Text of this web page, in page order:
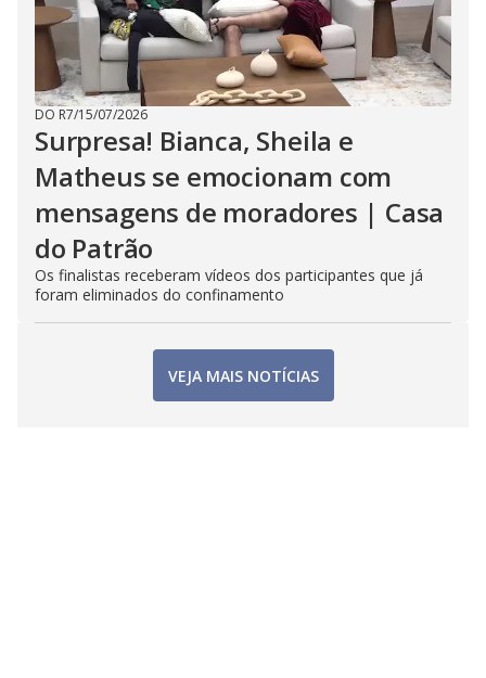
DO R7/15/07/2026
Surpresa! Bianca, Sheila e
Matheus se emocionam com
mensagens de moradores | Casa
do Patrão
Os finalistas receberam vídeos dos participantes que já
foram eliminados do confinamento
VEJA MAIS NOTÍCIAS